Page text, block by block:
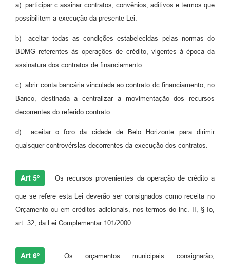
a) participar c assinar contratos, convênios, aditivos e termos que
possibilitem a execução da presente Lei.
b) aceitar todas as condições estabelecidas pelas normas do
BDMG referentes às operações de crédito, vigentes à época da
assinatura dos contratos de financiamento.
c) abrir conta bancária vinculada ao contrato dc financiamento, no
Banco, destinada a centralizar a movimentação dos recursos
decorrentes do referido contrato.
d) aceitar o foro da cidade de Belo Horizonte para dirimir
quaisquer controvérsias decorrentes da execução dos contratos.
Art 5º Os recursos provenientes da operação de crédito a
que se refere esta Lei deverão ser consignados como receita no
Orçamento ou em créditos adicionais, nos termos do inc. II, § Io,
art. 32, da Lei Complementar 101/2000.
Art 6º Os orçamentos municipais consignarão,